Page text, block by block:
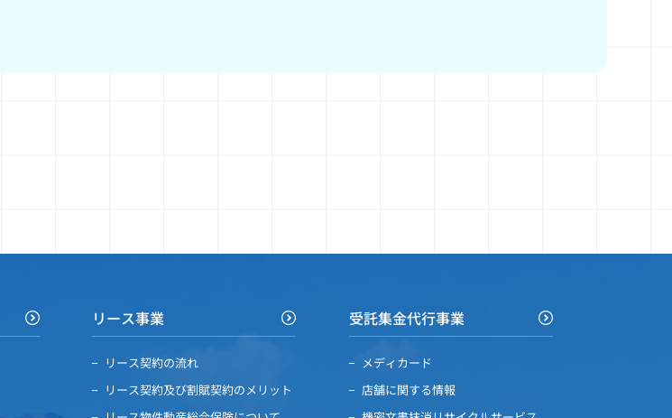
リース事業
リース契約の流れ
リース契約及び割賦契約のメリット
受託集金代行事業
メディカード
店舗に関する情報